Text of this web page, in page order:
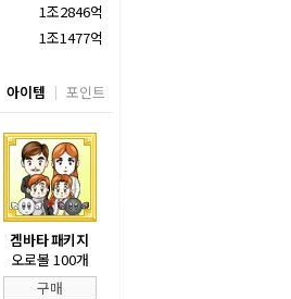
1조2846억
1조1477억
아이템 포인트
겜바타 패키지
오로볼 100개
구매